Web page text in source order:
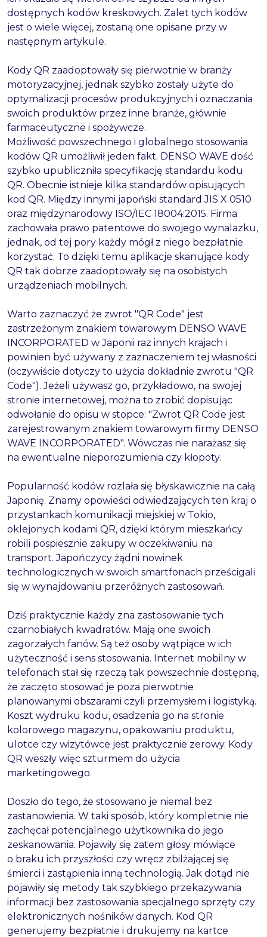
dostępnych kodów kreskowych. Zalet tych kodów
jest o wiele więcej, zostaną one opisane przy w
następnym artykule.
Kody QR zaadoptowały się pierwotnie w branży
motoryzacyjnej, jednak szybko zostały użyte do
optymalizacji procesów produkcyjnych i oznaczania
swoich produktów przez inne branże, głównie
farmaceutyczne i spożywcze.
Możliwość powszechnego i globalnego stosowania
kodów QR umożliwił jeden fakt. DENSO WAVE dość
szybko upubliczniła specyfikację standardu kodu
QR. Obecnie istnieje kilka standardów opisujących
kod QR. Między innymi japoński standard JIS X 0510
oraz międzynarodowy ISO/IEC 18004:2015. Firma
zachowała prawo patentowe do swojego wynalazku,
jednak, od tej pory każdy mógł z niego bezpłatnie
korzystać. To dzięki temu aplikacje skanujące kody
QR tak dobrze zaadoptowały się na osobistych
urządzeniach mobilnych.
Warto zaznaczyć że zwrot "QR Code" jest
zastrzeżonym znakiem towarowym DENSO WAVE
INCORPORATED w Japonii raz innych krajach i
powinien być używany z zaznaczeniem tej własności
(oczywiście dotyczy to użycia dokładnie zwrotu "QR
Code"). Jeżeli używasz go, przykładowo, na swojej
stronie internetowej, można to zrobić dopisując
odwołanie do opisu w stopce: "Zwrot QR Code jest
zarejestrowanym znakiem towarowym firmy DENSO
WAVE INCORPORATED". Wówczas nie narażasz się
na ewentualne nieporozumienia czy kłopoty.
Popularność kodów rozlała się błyskawicznie na całą
Japonię. Znamy opowieści odwiedzających ten kraj o
przystankach komunikacji miejskiej w Tokio,
oklejonych kodami QR, dzięki którym mieszkańcy
robili pospiesznie zakupy w oczekiwaniu na
transport. Japończycy żądni nowinek
technologicznych w swoich smartfonach prześcigali
się w wynajdowaniu przeróżnych zastosowań.
Dziś praktycznie każdy zna zastosowanie tych
czarnobiałych kwadratów. Mają one swoich
zagorzałych fanów. Są też osoby wątpiące w ich
użyteczność i sens stosowania. Internet mobilny w
telefonach stał się rzeczą tak powszechnie dostępną,
że zaczęto stosować je poza pierwotnie
planowanymi obszarami czyli przemysłem i logistyką.
Koszt wydruku kodu, osadzenia go na stronie
kolorowego magazynu, opakowaniu produktu,
ulotce czy wizytówce jest praktycznie zerowy. Kody
QR weszły więc szturmem do użycia
marketingowego.
Doszło do tego, że stosowano je niemal bez
zastanowienia. W taki sposób, który kompletnie nie
zachęcał potencjalnego użytkownika do jego
zeskanowania. Pojawiły się zatem głosy mówiące
o braku ich przyszłości czy wręcz zbilżającej się
śmierci i zastąpienia inną technologią. Jak dotąd nie
pojawiły się metody tak szybkiego przekazywania
informacji bez zastosowania specjalnego sprzęty czy
elektronicznych nośników danych. Kod QR
generujemy bezpłatnie i drukujemy na kartce